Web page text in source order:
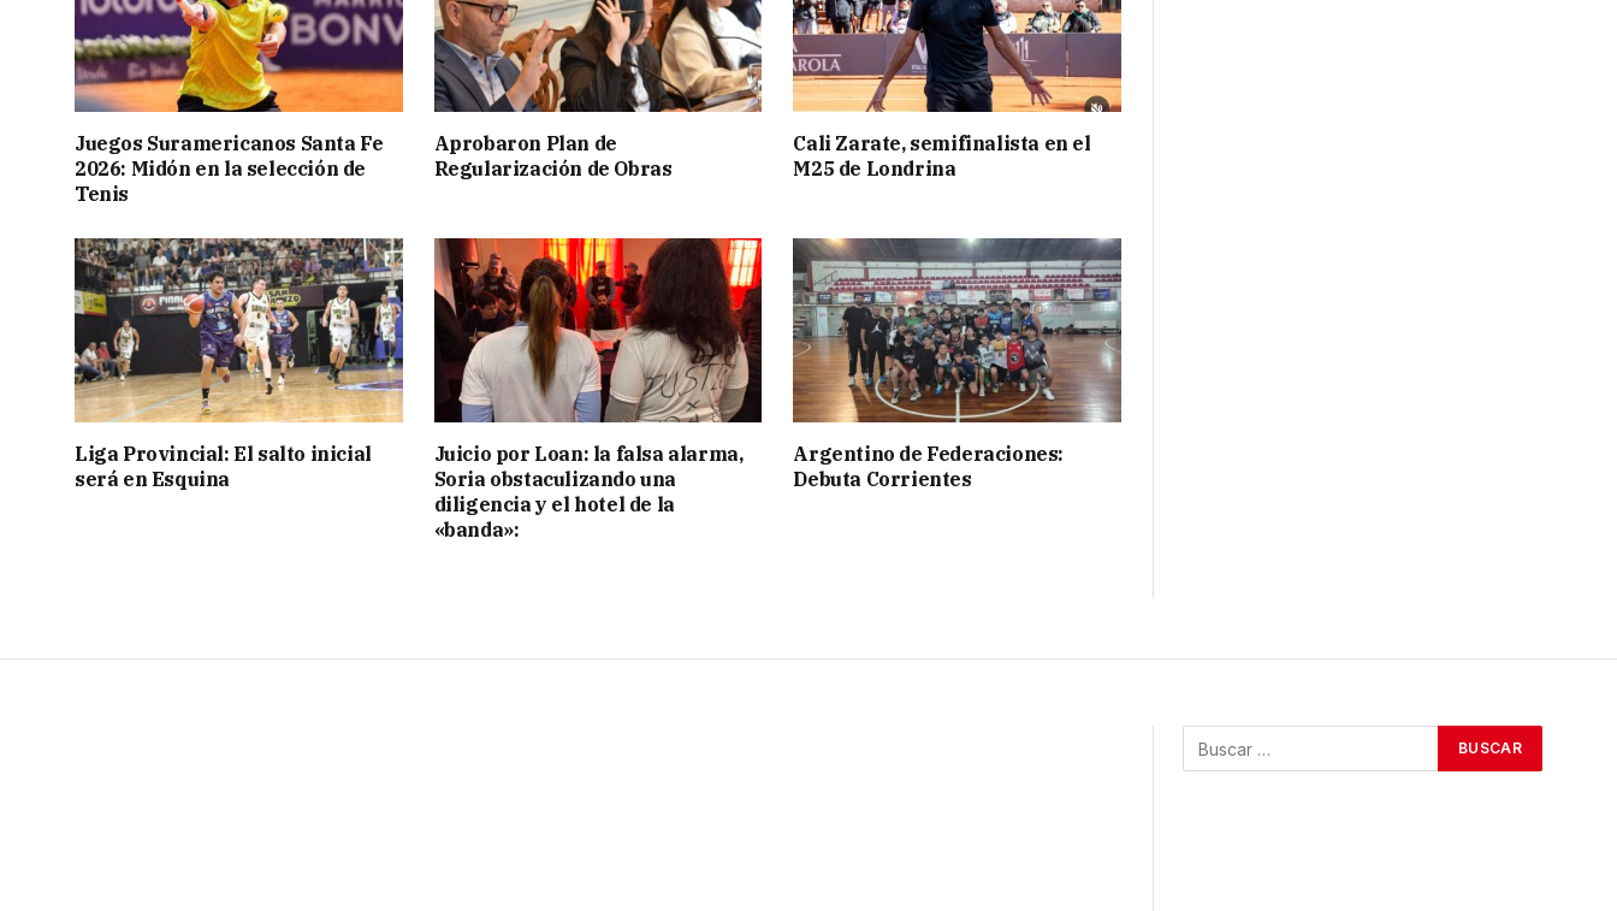
Juegos Suramericanos Santa Fe
2026: Midón en la selección de
Tenis
Aprobaron Plan de
Regularización de Obras
Cali Zarate, semifinalista en el
M25 de Londrina
Liga Provincial: El salto inicial
será en Esquina
Juicio por Loan: la falsa alarma,
Soria obstaculizando una
diligencia y el hotel de la
«banda»:
Argentino de Federaciones:
Debuta Corrientes